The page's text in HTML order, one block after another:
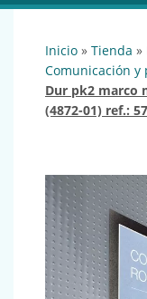
inicio » tienda »
comunicación
dur pk2 marco magnetico duraframe da4 negro
(4872-01) ref.: